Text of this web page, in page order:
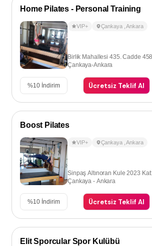
Home Pilates - Personal Training
VIP+ Çankaya ,Ankara
Birlik Mahallesi 435. Cadde
Çankaya-Ankara
%10 İndirim Ücretsiz Teklif Al
Boost Pilates
VIP+ Çankaya ,Ankara
Sinpaş Altınoran Kule 2023
Çankaya - Ankara
%10 İndirim Ücretsiz Teklif Al
Elit Sporcular Spor Kulübü